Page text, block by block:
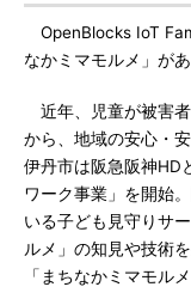
OpenBlocks IoT
なかミマモルメ」があ
近年、児童が被害
から、地域の安心・
伊丹市は阪急阪神HD
ワーク事業」を開始
いる子ども見守りサ
ルメ」の知見や技術
「まちなかミマモル